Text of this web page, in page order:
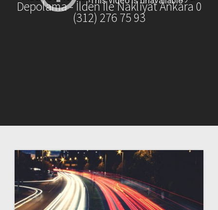
Depolama - İlden İle Nakliyat Ankara 0
(312) 276 75 93